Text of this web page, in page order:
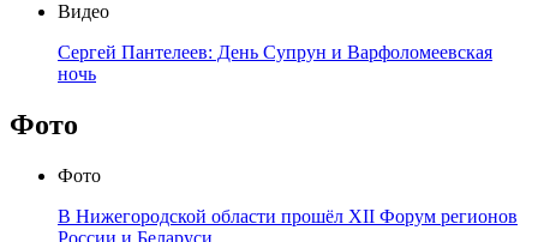
Видео
Сергей Пантелеев: День Супрун и Варфоломеевская
ночь
Фото
Фото
В Нижегородской области прошёл XII Форум регионов